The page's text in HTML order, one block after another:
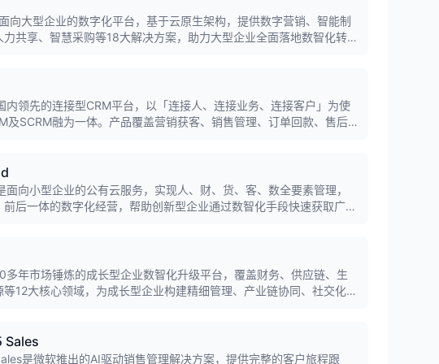
向大型企业的数字化平台，基于云原生架构，提供数字营销、智能制
共享、智慧采购等18大解决方案，助力大型企业全面落地数智化转
内领先的连接型CRM平台，以「连接人、连接业务、连接客户」为使
及SCRM融为一体。产品覆盖营销获客、销售管理、订单回款、售后
面向小型企业的公有云服务，实现人、财、货、客、数全要素管理，
后一体的数字化经营，帮助创新型企业通过数智化手段快速获取广泛
多年市场锤炼的成长型企业数智化升级平台，覆盖财务、供应链、生
12大核心领域，为成长型企业构建精细管理、产业链协同、社交化运
Sales
是微软推出的AI驱动销售管理解决方案，提供完整的客户旅程跟